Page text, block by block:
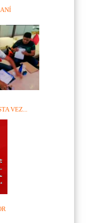
VEZ...